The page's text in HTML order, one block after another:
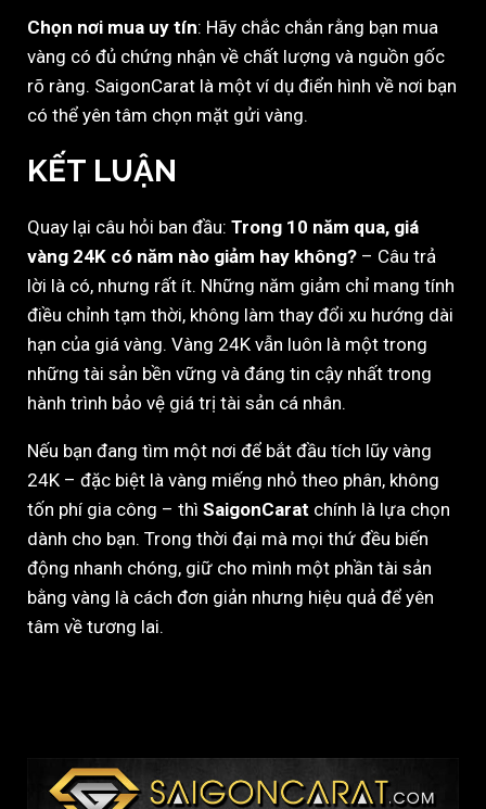
Chọn nơi mua uy tín: Hãy chắc chắn rằng bạn mua
vàng có đủ chứng nhận về chất lượng và nguồn gốc
rõ ràng. SaigonCarat là một ví dụ điển hình về nơi bạn
có thể yên tâm chọn mặt gửi vàng.
KẾT LUẬN
Quay lại câu hỏi ban đầu: Trong 10 năm qua, giá
vàng 24K có năm nào giảm hay không? – Câu trả
lời là có, nhưng rất ít. Những năm giảm chỉ mang tính
điều chỉnh tạm thời, không làm thay đổi xu hướng dài
hạn của giá vàng. Vàng 24K vẫn luôn là một trong
những tài sản bền vững và đáng tin cậy nhất trong
hành trình bảo vệ giá trị tài sản cá nhân.
Nếu bạn đang tìm một nơi để bắt đầu tích lũy vàng
24K – đặc biệt là vàng miếng nhỏ theo phân, không
tốn phí gia công – thì SaigonCarat chính là lựa chọn
dành cho bạn. Trong thời đại mà mọi thứ đều biến
động nhanh chóng, giữ cho mình một phần tài sản
bằng vàng là cách đơn giản nhưng hiệu quả để yên
tâm về tương lai.